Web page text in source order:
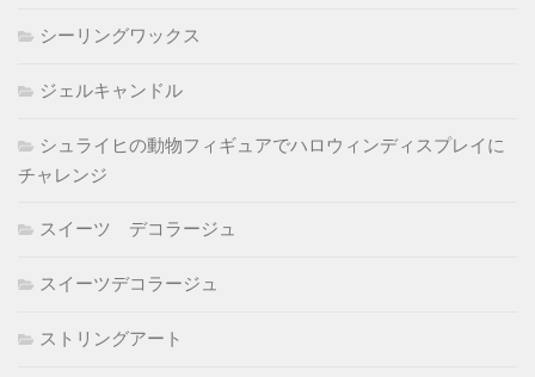
シーリングワックス
ジェルキャンドル
シュライヒの動物フィギュアでハロウィンディスプレイに
チャレンジ
スイーツ デコラージュ
スイーツデコラージュ
ストリングアート